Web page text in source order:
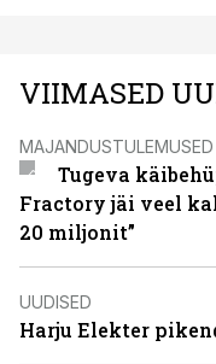
VIIMASED
MAJANDUSTULEMUSED
Tugeva
Fractory jäi veel
20 miljonit”
UUDISED
Harju Elekter